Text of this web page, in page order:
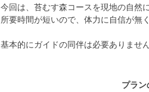
今回は、苔むす森コースを現地の自然
所要時間が短いので、体力に自信が無
基本的にガイドの同伴は必要ありませ
プラ